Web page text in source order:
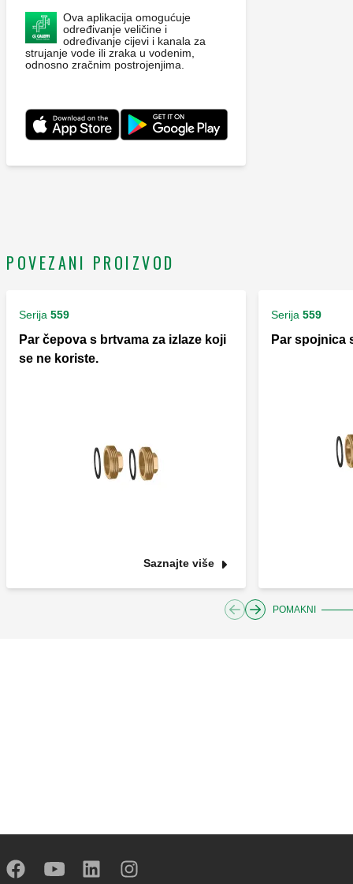
Ova aplikacija omogućuje
određivanje veličine i
određivanje cijevi i kanala za
strujanje vode ili zraka u vodenim,
odnosno zračnim postrojenjima.
POVEZANI PROIZVOD
Serija 559
Par čepova s brtvama za izlaze koji
se ne koriste.
Saznajte više
Serija 559
Par spojnica
POMAKNI